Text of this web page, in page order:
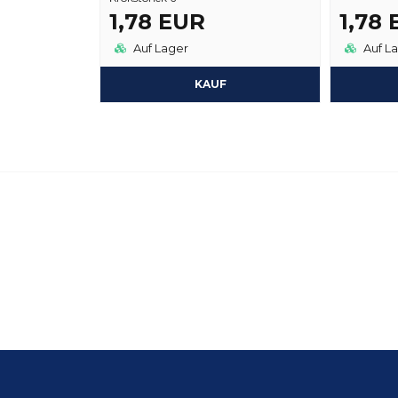
1,78 EUR
Auf Lager
KAUF
1,78
Auf